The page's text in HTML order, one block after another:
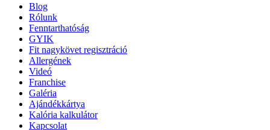
Blog
Rólunk
Fenntarthatóság
GYIK
Fit nagykövet regisztráció
Allergének
Videó
Franchise
Galéria
Ajándékkártya
Kalória kalkulátor
Kapcsolat